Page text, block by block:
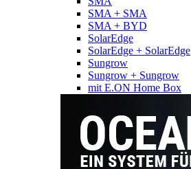
SMA + SMA
SMA + BYD
SolarEdge
SolarEdge + SolarEdge
Sungrow
Sungrow + Sungrow
mit E.ON Home Box